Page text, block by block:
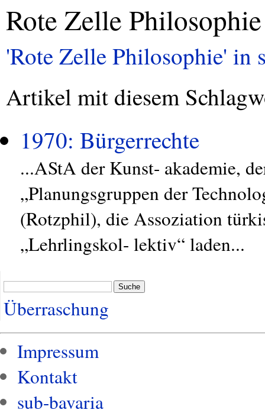
Rote Zelle Philosophie
'Rote Zelle Philosophie' in
Artikel mit diesem
1970: Bürgerrechte
...AStA der Kunst- akademie,
„Planungsgruppen der
(Rotzphil), die Assoziation
„Lehrlingskol- lektiv“ laden...
Suche
Überraschung
Impressum
Kontakt
sub-bavaria